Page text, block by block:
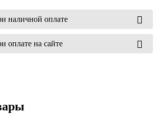
наличной оплате
оплате на сайте